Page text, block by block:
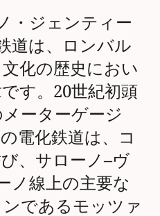
・ジェンティー
道は、ロンバル
化の歴史におい
す。20世紀初頭
ーターゲージ
電化鉄道は、コ
、サローノ–ヴ
ノ線上の主要な
であるモッツァ